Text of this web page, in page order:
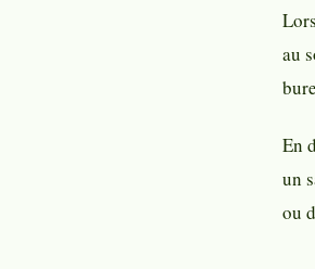
au
En
un
ou